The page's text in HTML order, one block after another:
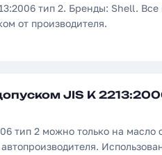
тип 2. Бренды: Shell. Все
от производителя.
JIS K
тип 2 можно только на масло